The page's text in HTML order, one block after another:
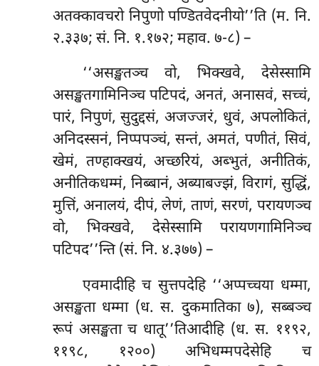
अतक्कावचरो निपुणो पण्डितवेदनीयो’’ति (म. नि.
२.३३७; सं. नि. १.१७२; महाव. ७-८) –
‘‘असङ्खतञ्च वो, भिक्खवे, देसेस्सामि
असङ्खतगामिनिञ्च पटिपदं, अनतं, अनासवं, सच्चं,
पारं, निपुणं, सुदुद्दसं, अजज्जरं, धुवं, अपलोकितं,
अनिदस्सनं, निप्पपञ्चं, सन्तं, अमतं, पणीतं, सिवं,
खेमं, तण्हाक्खयं, अच्छरियं, अब्भुतं, अनीतिकं,
अनीतिकधम्मं, निब्बानं, अब्याबज्झं, विरागं, सुद्धिं,
मुत्तिं, अनालयं, दीपं, लेणं, ताणं, सरणं, परायणञ्च
वो, भिक्खवे, देसेस्सामि परायणगामिनिञ्च
पटिपद’’न्ति (सं. नि. ४.३७७) –
एवमादीहि च सुत्तपदेहि ‘‘अप्पच्चया धम्मा,
असङ्खता धम्मा (ध. स. दुकमातिका ७), सब्बञ्च
रूपं असङ्खता च धातू’’तिआदीहि (ध. स. ११९२,
११९८, १२००) अभिधम्मपदेसेहि च